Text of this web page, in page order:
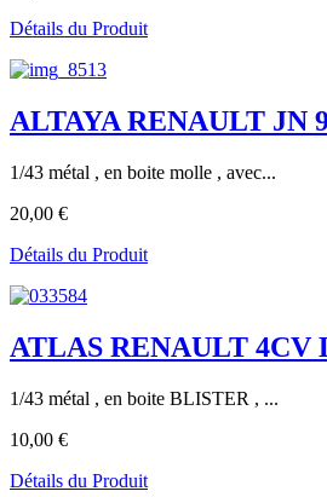
Détails du Produit
ALTAYA RENAULT JN
1/43 métal , en boite molle , avec...
20,00 €
Détails du Produit
ATLAS RENAULT 4CV
1/43 métal , en boite BLISTER , ...
10,00 €
Détails du Produit